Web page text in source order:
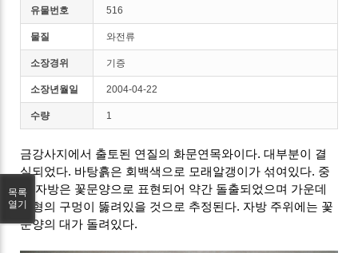
유물번호 516
물질 와전류
소장경위 기증
소장년월일 2004-04-22
수량 1
금강사지에서 출토된 연질의 화문연목와이다. 대부분이 결
실되었다. 바탕흙은 회백색으로 모래알갱이가 섞여있다. 중
앙 자방은 꽃문양으로 표현되어 약간 돌출되었으며 가운데
방형의 구멍이 뚫려있을 것으로 추정된다. 자방 주위에는 꽃
문양의 대가 돌려있다.
목록
열기